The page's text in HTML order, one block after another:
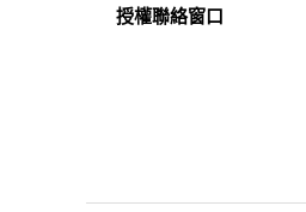
授權聯絡窗口